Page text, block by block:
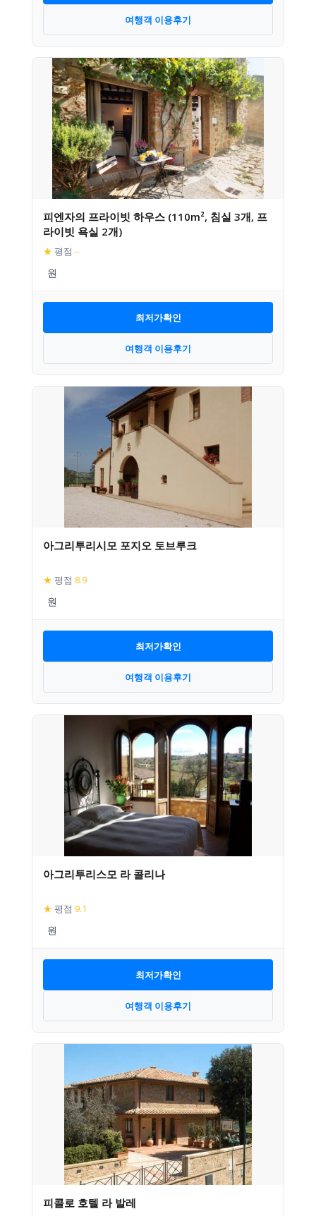
여행객 이용후기
피엔자의 프라이빗 하우스 (110m², 침실 3개, 프
라이빗 욕실 2개)
★ 평점 –
최저가확인
여행객 이용후기
아그리투리시모 포지오 토브루크
★ 평점 8.9
최저가확인
여행객 이용후기
아그리투리스모 라 콜리나
★ 평점 9.1
최저가확인
여행객 이용후기
피콜로 호텔 라 발레